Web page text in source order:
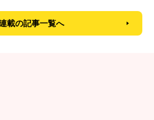
載の記事一覧へ